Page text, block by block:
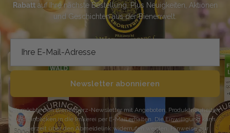
Rabattauf Ihre nächste Bestellung. Plus Neuigkeiten, Aktionen
und Geschichten aus der Bienenwelt.
Newsletter abonnieren
Ich möchte den Bienenherz-Newsletter mit Angeboten, Produktneuheiten
und Einblicken in die Imkerei per E-Mail erhalten. Die Einwilligung kann
jederzeit über den Abmeldelink widerrufen werden. Hinweise zur